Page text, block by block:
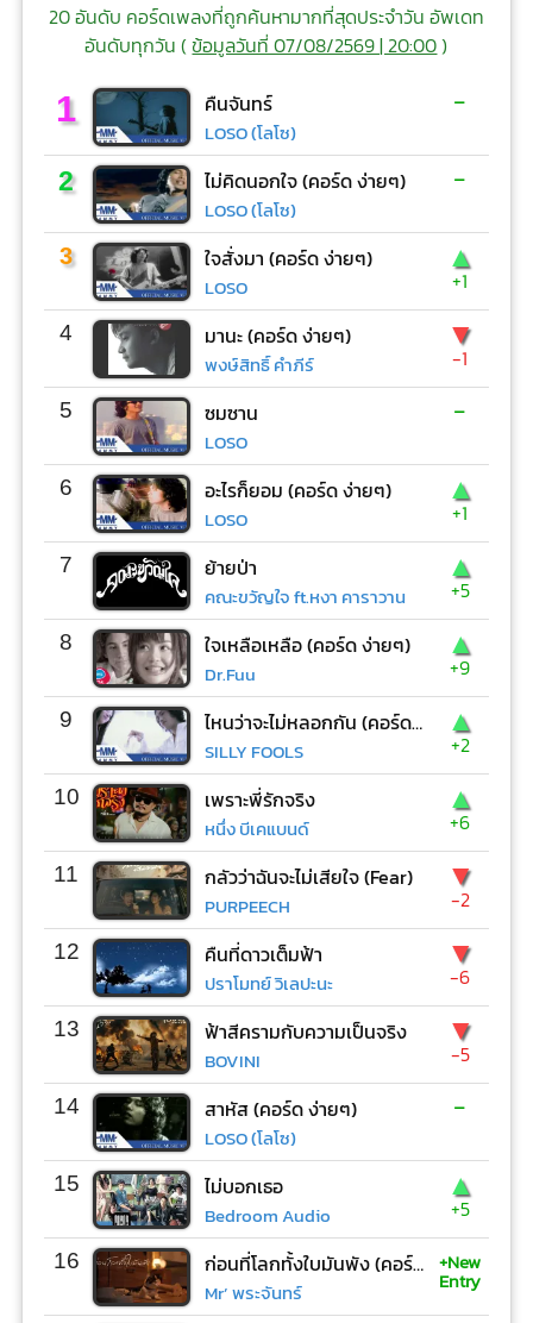
20 อันดับ คอร์ดเพลงที่ถูกค้นหามากที่สุดประจำวัน อัพเดท
อันดับทุกวัน (ข้อมูลวันที่ 07/08/2569 | 20:00)
1 คืนจันทร์
LOSO (โลโซ)
-
2 ไม่คิดนอกใจ (คอร์ด ง่ายๆ)
LOSO (โลโซ)
-
3 ใจสั่งมา (คอร์ด ง่ายๆ)
LOSO
▲
+1
4 มานะ (คอร์ด ง่ายๆ)
พงษ์สิทธิ์ คำภีร์
▼
-1
5 ซมซาน
LOSO
-
6 อะไรก็ยอม (คอร์ด ง่ายๆ)
LOSO
▲
+1
7 ย้ายป่า
คณะขวัญใจ ft.หงา คาราวาน
▲
+5
8 ใจเหลือเหลือ (คอร์ด ง่ายๆ)
Dr.Fuu
▲
+9
9 ไหนว่าจะไม่หลอกกัน (คอร์ด ง่ายๆ)
SILLY FOOLS
▲
+2
10 เพราะพี่รักจริง
หนึ่ง บีเคแบนด์
▲
+6
11 กลัวว่าฉันจะไม่เสียใจ (Fear)
PURPEECH
▼
-2
12 คืนที่ดาวเต็มฟ้า
ปราโมทย์ วิเลปะนะ
▼
-6
13 ฟ้าสีครามกับความเป็นจริง
BOVINI
▼
-5
14 สาหัส (คอร์ด ง่ายๆ)
LOSO (โลโซ)
-
15 ไม่บอกเธอ
Bedroom Audio
▲
+5
16 ก่อนที่โลกทั้งใบมันพัง (คอร์ด ง่ายๆ)
Mr’ พระจันทร์
+New
Entry